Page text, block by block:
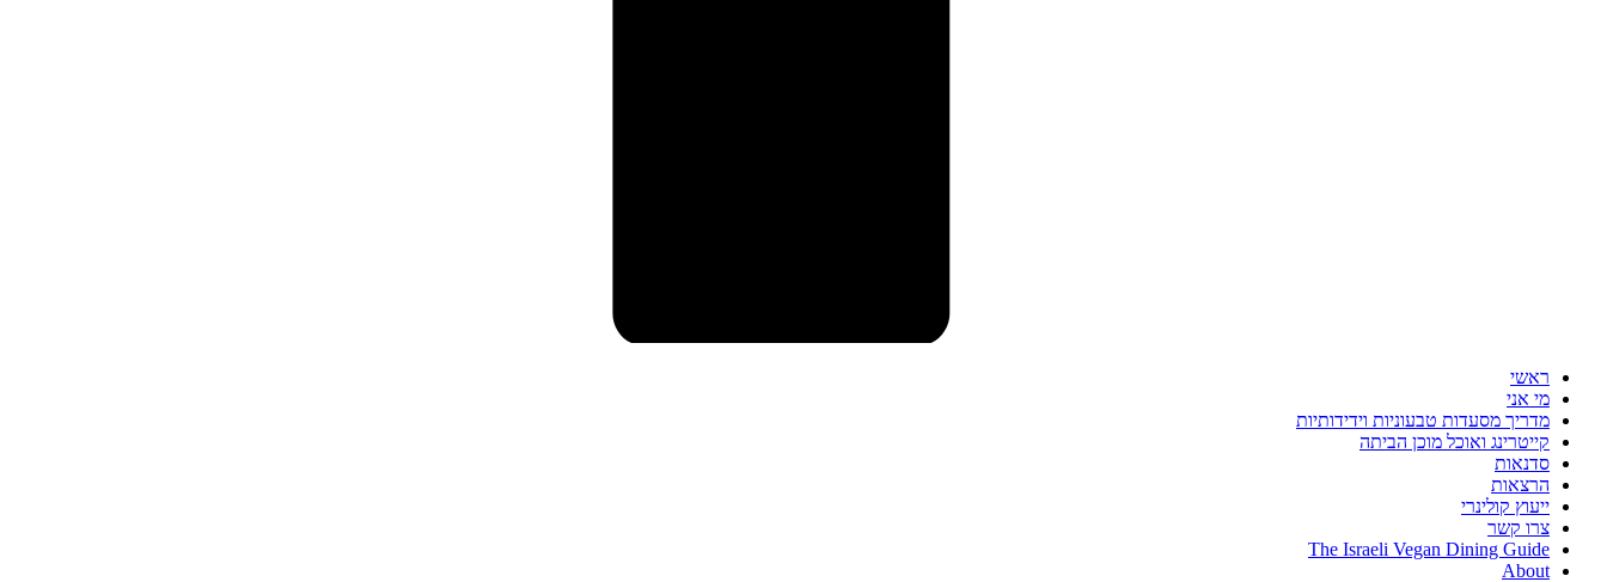
ראשי
מי אני
מדריך מסעדות טבעוניות וידידותיות
קייטרינג ואוכל מוכן הביתה
סדנאות
הרצאות
ייעוץ קולינרי
צרו קשר
The Israeli Vegan Dining Guide
About